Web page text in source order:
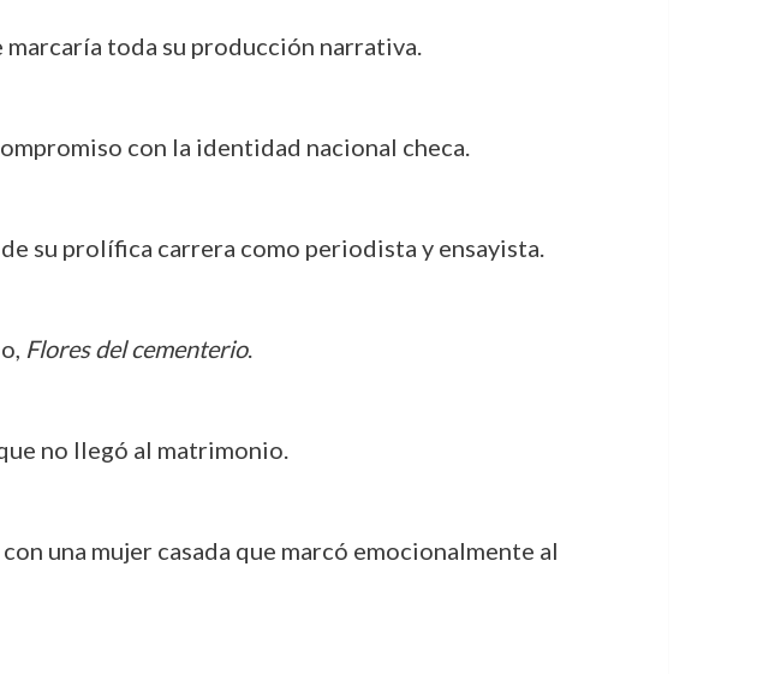
toda su producción narrativa.
con la identidad nacional checa.
su prolífica carrera como periodista y ensayista.
Flores del cementerio.
no llegó al matrimonio.
una mujer casada que marcó emocionalmente al